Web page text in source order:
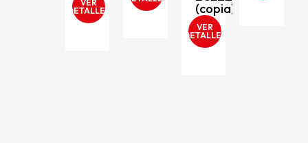
VER
DETALLES
(copia)
VER
DETALLES